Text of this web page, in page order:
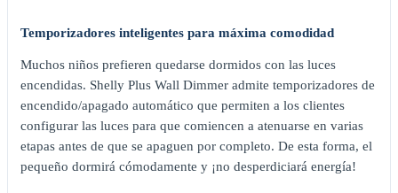
Temporizadores inteligentes para máxima comodidad
Muchos niños prefieren quedarse dormidos con las luces
encendidas. Shelly Plus Wall Dimmer admite temporizadores de
encendido/apagado automático que permiten a los clientes
configurar las luces para que comiencen a atenuarse en varias
etapas antes de que se apaguen por completo. De esta forma, el
pequeño dormirá cómodamente y ¡no desperdiciará energía!